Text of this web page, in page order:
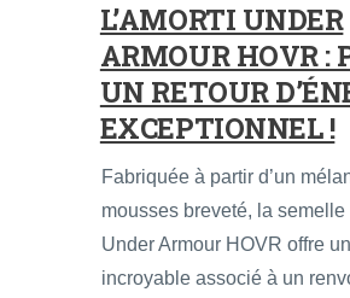
L’AMORTI UNDER
ARMOUR HOVR :
UN RETOUR
EXCEPTIONNEL !
Fabriquée à partir d’un
mousses breveté, la
Under Armour HOVR offre
incroyable associé à un